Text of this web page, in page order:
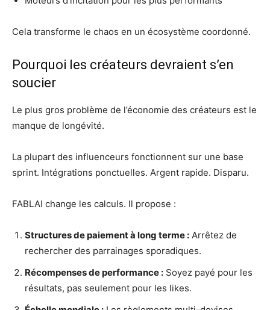
Cela transforme le chaos en un écosystème coordonné.
Pourquoi les créateurs devraient s’en
soucier
Le plus gros problème de l’économie des créateurs est le
manque de longévité.
La plupart des influenceurs fonctionnent sur une base
sprint. Intégrations ponctuelles. Argent rapide. Disparu.
FABLAI change les calculs. Il propose :
Structures de paiement à long terme : Arrêtez de
rechercher des parrainages sporadiques.
Récompenses de performance : Soyez payé pour les
résultats, pas seulement pour les likes.